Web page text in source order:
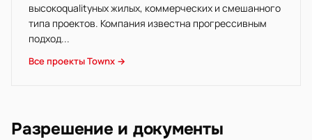
высокоqualityных жилых, коммерческих и смешанного
типа проектов. Компания известна прогрессивным
подход...
Все проекты Townx →
Разрешение и документы